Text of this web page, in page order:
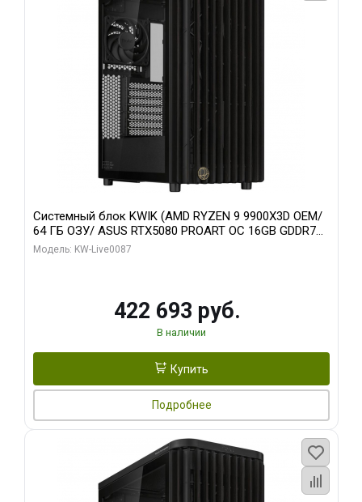
Системный блок KWIK (AMD RYZEN 9 9900X3D OEM/
64 ГБ ОЗУ/ ASUS RTX5080 PROART OC 16GB GDDR7
256bit Type-C DP 2/ 1 ТБ SSD)
Модель: KW-Live0087
422 693 руб.
В наличии
Купить
Подробнее